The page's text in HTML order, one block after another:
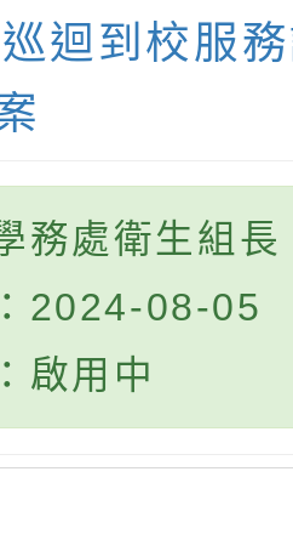
迴到校服
務處衛生組長
2024-08-05
啟用中